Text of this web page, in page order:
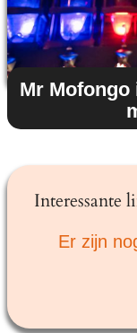
Mr
Interessante
Er zijn